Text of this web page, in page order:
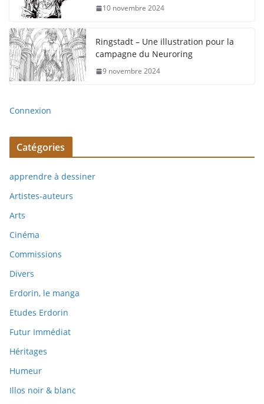
10 novembre 2024
Ringstadt – Une illustration pour la
campagne du Neuroring
9 novembre 2024
Connexion
Catégories
apprendre à dessiner
Artistes-auteurs
Arts
Cinéma
Commissions
Divers
Erdorin, le manga
Etudes Erdorin
Futur Immédiat
Héritages
Humeur
Illos noir & blanc